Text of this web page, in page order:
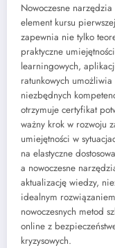
Nowoczesne
element kursu
zapewnia nie tylko
praktyczne
learningowych,
ratunkowych
niezbędnych
otrzymuje certyfikat
ważny krok w rozwoju
umiejętności w
na elastyczne
a nowoczesne
aktualizację wiedzy,
idealnym
nowoczesnych metod
online z
kryzysowych.